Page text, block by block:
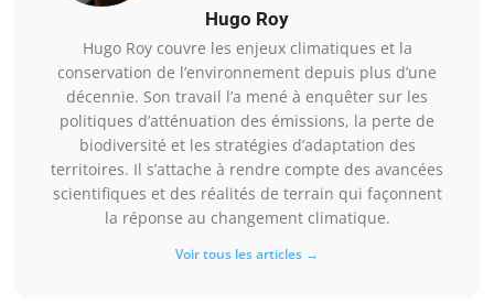
Hugo Roy
Hugo Roy couvre les enjeux climatiques et la
conservation de l’environnement depuis plus d’une
décennie. Son travail l’a mené à enquêter sur les
politiques d’atténuation des émissions, la perte de
biodiversité et les stratégies d’adaptation des
territoires. Il s’attache à rendre compte des avancées
scientifiques et des réalités de terrain qui façonnent
la réponse au changement climatique.
Voir tous les articles →